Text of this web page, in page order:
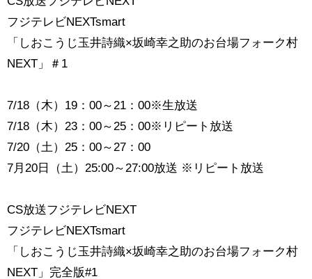
フジテレビNEXTsmart
「しおこうじ玉井詩織×坂崎幸之助のお台場フォーク村
NEXT」＃1
7/18（木）19：00～21：00※生放送
7/18（木）23：00～25：00※リピート放送
7/20（土）25：00～27：00
7月20日（土）25:00～27:00放送 ※リピート放送
CS放送フジテレビNEXT
フジテレビNEXTsmart
「しおこうじ玉井詩織×坂崎幸之助のお台場フォーク村
NEXT」完全版#1